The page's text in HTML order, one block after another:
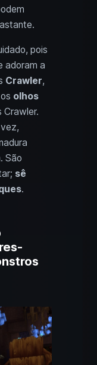
pois
adoram a
Crawler,
olhos
Crawler.
São
sê
.